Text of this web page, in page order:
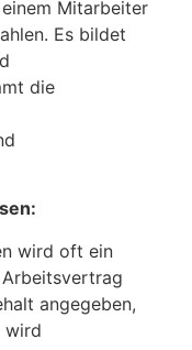
Mitarbeiter
Es bildet
die
wird oft ein
angegeben,
wird